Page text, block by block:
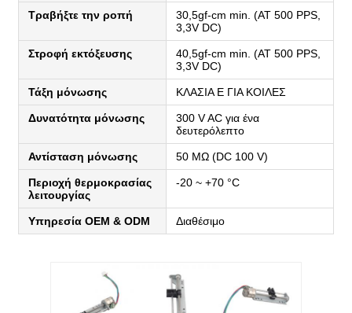
Τραβήξτε την ροπή
30,5gf-cm min. (AT 500 PPS,
3,3V DC)
Στροφή εκτόξευσης
40,5gf-cm min. (AT 500 PPS,
3,3V DC)
Τάξη μόνωσης ΚΛΑΣΙΑ Ε ΓΙΑ ΚΟΙΛΕΣ
Δυνατότητα μόνωσης
300 V AC για ένα
δευτερόλεπτο
Αντίσταση μόνωσης 50 MΩ (DC 100 V)
Περιοχή θερμοκρασίας
λειτουργίας
-20 ~ +70 °C
Υπηρεσία OEM & ODM Διαθέσιμο